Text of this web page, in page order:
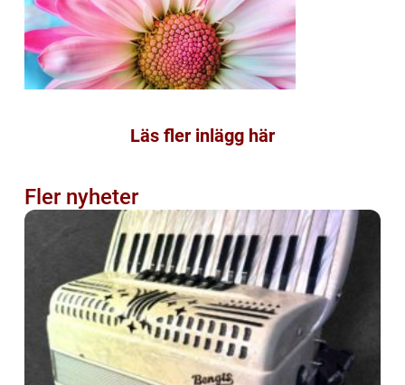
Läs fler inlägg här
Fler nyheter